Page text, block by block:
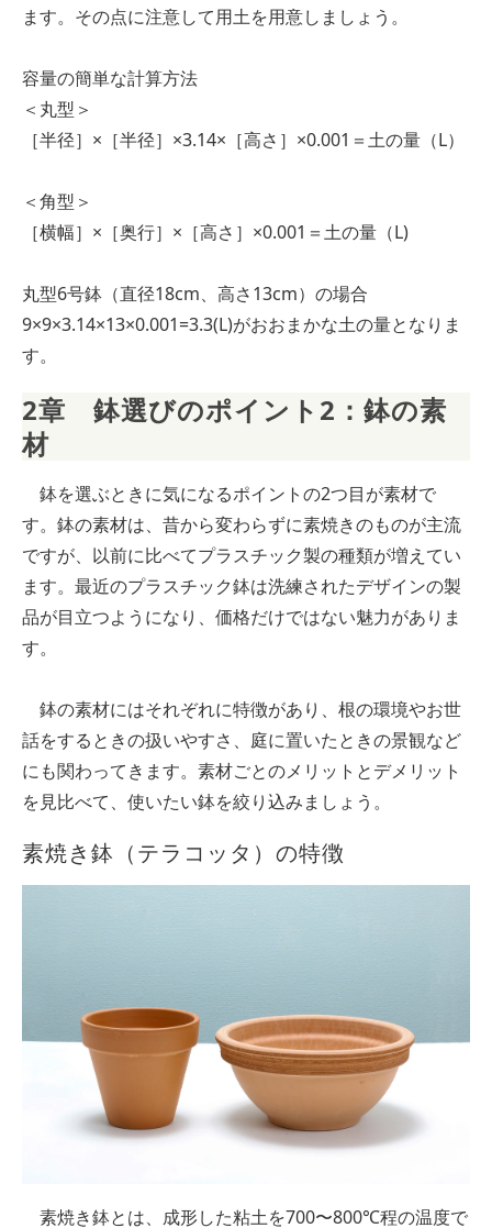
ます。その点に注意して用土を用意しましょう。
容量の簡単な計算方法
＜丸型＞
［半径］×［半径］×3.14×［高さ］×0.001＝土の量（L）
＜角型＞
［横幅］×［奥行］×［高さ］×0.001＝土の量（L)
丸型6号鉢（直径18cm、高さ13cm）の場合
9×9×3.14×13×0.001=3.3(L)がおおまかな土の量となりま
す。
2章　鉢選びのポイント2：鉢の素
材
鉢を選ぶときに気になるポイントの2つ目が素材で
す。鉢の素材は、昔から変わらずに素焼きのものが主流
ですが、以前に比べてプラスチック製の種類が増えてい
ます。最近のプラスチック鉢は洗練されたデザインの製
品が目立つようになり、価格だけではない魅力がありま
す。
鉢の素材にはそれぞれに特徴があり、根の環境やお世
話をするときの扱いやすさ、庭に置いたときの景観など
にも関わってきます。素材ごとのメリットとデメリット
を見比べて、使いたい鉢を絞り込みましょう。
素焼き鉢（テラコッタ）の特徴
素焼き鉢とは、成形した粘土を700〜800℃程の温度で